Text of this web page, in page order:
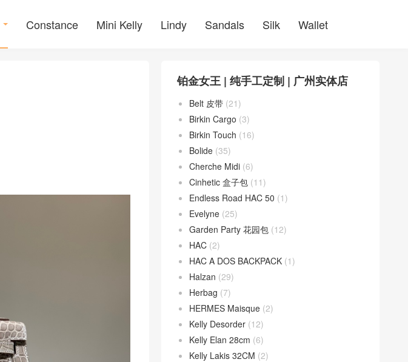
Constance Mini Kelly Lindy Sandals Silk Wallet
铂金女王 | 纯手工定制 | 广州实体店
Belt 皮带 (21)
Birkin Cargo (3)
Birkin Touch (16)
Bolide (35)
Cherche Midi (6)
Cinhetic 盒子包 (11)
Endless Road HAC 50 (1)
Evelyne (25)
Garden Party 花园包 (12)
HAC (2)
HAC A DOS BACKPACK (1)
Halzan (29)
Herbag (7)
HERMES Maisque (2)
Kelly Desorder (12)
Kelly Elan 28cm (6)
Kelly Lakis 32CM (2)